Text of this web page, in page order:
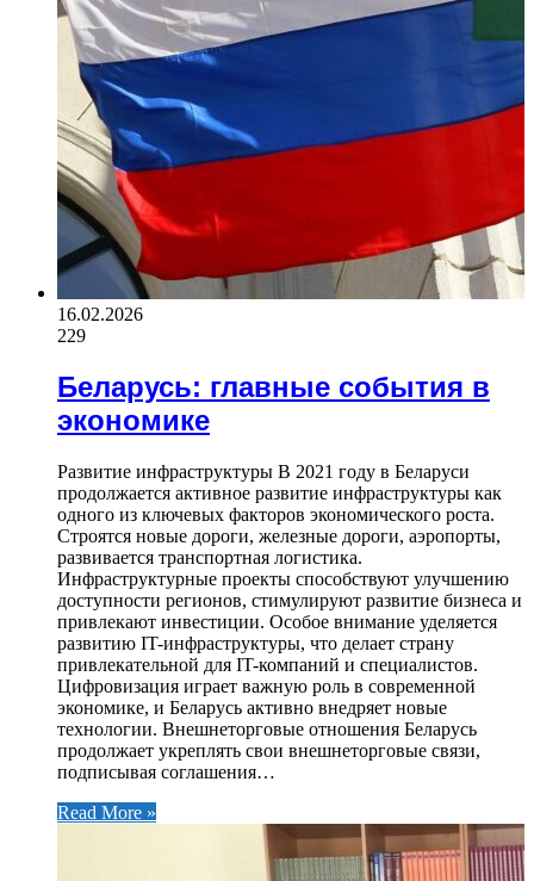
16.02.2026
229
Беларусь: главные события в
экономике
Развитие инфраструктуры В 2021 году в Беларуси
продолжается активное развитие инфраструктуры как
одного из ключевых факторов экономического роста.
Строятся новые дороги, железные дороги, аэропорты,
развивается транспортная логистика.
Инфраструктурные проекты способствуют улучшению
доступности регионов, стимулируют развитие бизнеса и
привлекают инвестиции. Особое внимание уделяется
развитию IT-инфраструктуры, что делает страну
привлекательной для IT-компаний и специалистов.
Цифровизация играет важную роль в современной
экономике, и Беларусь активно внедряет новые
технологии. Внешнеторговые отношения Беларусь
продолжает укреплять свои внешнеторговые связи,
подписывая соглашения…
Read More »